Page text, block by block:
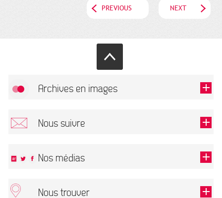
PREVIOUS NEXT
Archives en images
Nous suivre
This field is required.
Nos médias
Nous trouver